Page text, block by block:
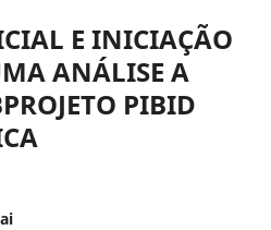
E INICIAÇÃO
ANÁLISE A
PIBID